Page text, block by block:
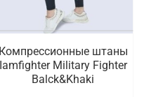
Компрессионные штаны
Iamfighter Military Fighter
Balck&Khaki